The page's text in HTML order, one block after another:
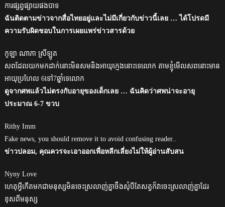
ការផ្សព្វផ្សាយផងបាទ
ฉันติดตามข่าวจากสื่อไทยอยู่และไม่มีเกี่ยวกับข่าวนี้เลย … ได้โปรดมี
ความรับผิดชอบในการเผยแพร่ข่าวสารด้วย
កូឡា ណាភា ស្រីឡូត
សពដែលយកមកដាក់នោះមិនសមនិងអាយុក្មេងនោះទេលោក តាមខ្ញុំមេីលសពនោះមាន
អាយុប្រហែល 6ទៅ7ឆ្នាំទេលោក
ดูจากศพแล้วไม่ตรงกับอายุของเด็กเลย … ฉันคิดว่าศพน่าจะอายุ
ประมาณ 6-7 ขวบ
Rithy Imm
Fake news, you should remove it to avoid confusing reader..
ข่าวปลอม, คุณควรจะเอาออกเพื่อหลีกเลี่ยงไม่ให้ผู้อ่านสับสน
Nyny Love
ហេតុអ្វីកើតមកជាមនុស្សមិនចេះស្រលាញ់គ្នាចឹងសុំបីតែសត្វក៏វាចេះស្រលាញ់គ្នាដែរ
ខុសពីមនុស្ស